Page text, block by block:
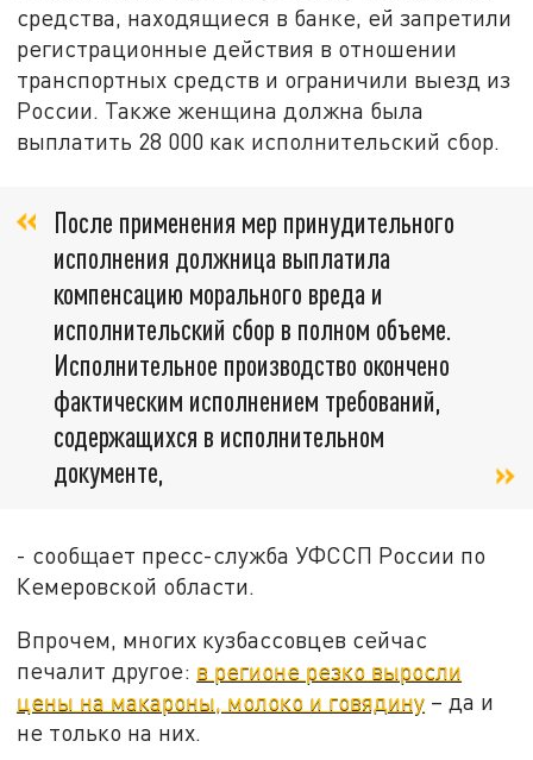
средства, находящиеся в банке, ей запретили
регистрационные действия в отношении
транспортных средств и ограничили выезд из
России. Также женщина должна была
выплатить 28 000 как исполнительский сбор.
После применения мер принудительного
исполнения должница выплатила
компенсацию морального вреда и
исполнительский сбор в полном объеме.
Исполнительное производство окончено
фактическим исполнением требований,
содержащихся в исполнительном
документе,
- сообщает пресс-служба УФССП России по
Кемеровской области.
Впрочем, многих кузбассовцев сейчас
печалит другое: в регионе резко выросли
цены на макароны, молоко и говядину – да и
не только на них.